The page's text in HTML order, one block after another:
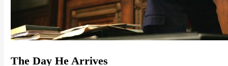
The Day He Arrives